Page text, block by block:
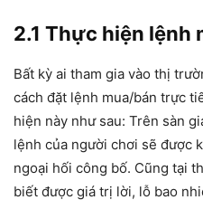
2.1 Thực hiện
Bất kỳ ai tham gia vào thị
cách đặt lệnh mua/bán trực
hiện này như sau: Trên sàn
lệnh của người chơi sẽ được
ngoại hối công bố. Cũng tại
biết được giá trị lời, lỗ bao